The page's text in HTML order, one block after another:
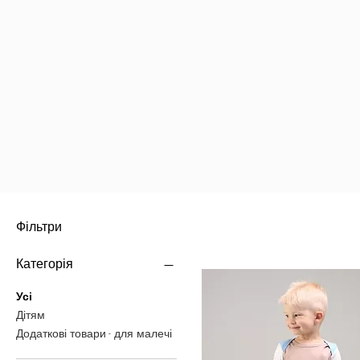
Фільтри
Категорія
Усі
Дітям
Додаткові товари - для малечі